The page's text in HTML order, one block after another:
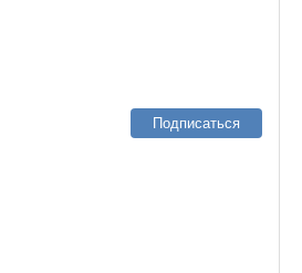
Подписаться